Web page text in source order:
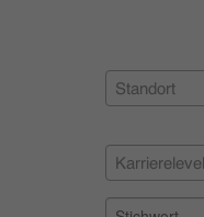
Standort
Karrierelevel